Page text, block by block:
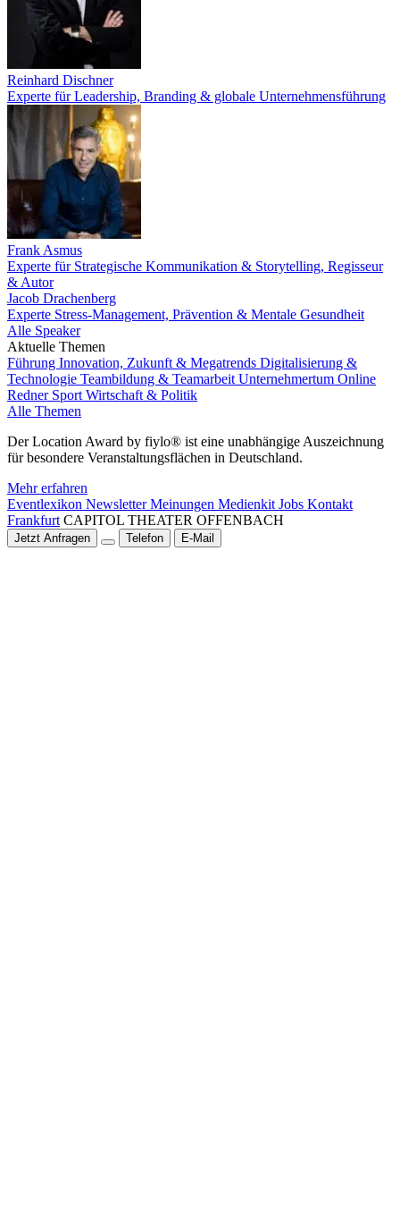
Reinhard Dischner
Experte für Leadership, Branding & globale Unternehmensführung
Frank Asmus
Experte für Strategische Kommunikation & Storytelling, Regisseur
& Autor
Jacob Drachenberg
Experte Stress-Management, Prävention & Mentale Gesundheit
Alle Speaker
Aktuelle Themen
Führung Innovation, Zukunft & Megatrends Digitalisierung &
Technologie Teambildung & Teamarbeit Unternehmertum Online
Redner Sport Wirtschaft & Politik
Alle Themen
Der Location Award by fiylo® ist eine unabhängige Auszeichnung
für besondere Veranstaltungsflächen in Deutschland.
Mehr erfahren
Eventlexikon NewsletterMeinungen Medienkit Jobs Kontakt
Frankfurt CAPITOL THEATER OFFENBACH
Jetzt Anfragen Telefon E-Mail